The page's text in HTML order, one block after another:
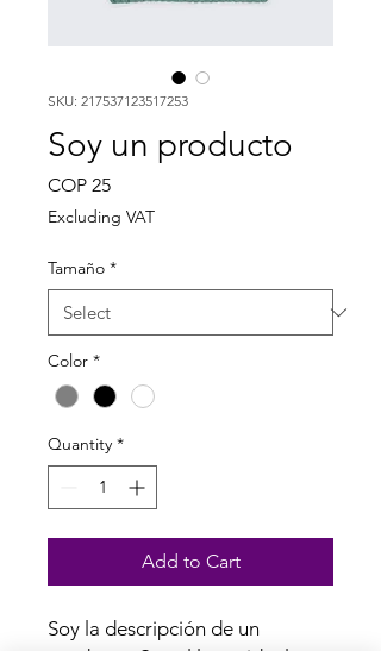
SKU: 217537123517253
Soy un producto
COP 25Price
Excluding VAT
Tamaño *
Color *
Quantity *
Add to Cart
Soy la descripción de un